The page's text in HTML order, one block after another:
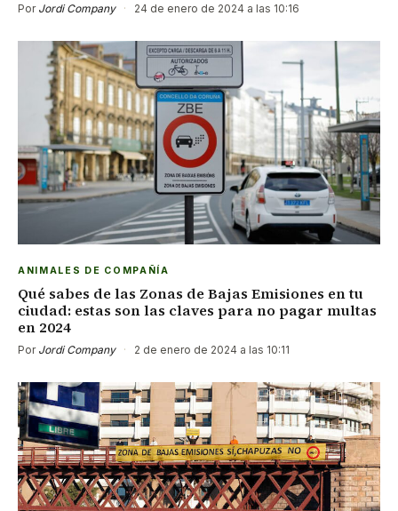
Por Jordi Company · 24 de enero de 2024 a las 10:16
ANIMALES DE COMPAÑÍA
Qué sabes de las Zonas de Bajas Emisiones en tu
ciudad: estas son las claves para no pagar multas
en 2024
Por Jordi Company · 2 de enero de 2024 a las 10:11